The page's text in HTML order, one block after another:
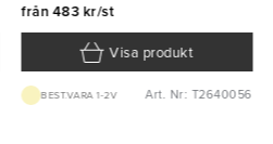
från483 kr/st
Visa produkt
BEST.VARA 1-2V Art. Nr: T2640056